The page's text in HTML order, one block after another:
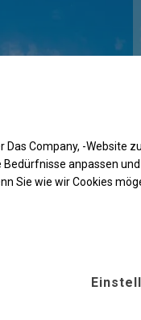
Company, -Website
anpassen
Sie wie wir Cookies